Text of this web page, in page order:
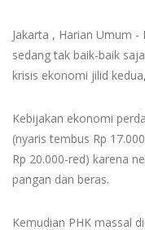
Jakarta , Harian Umum
sedang tak baik-baik
krisis ekonomi jilid
Kebijakan ekonomi
(nyaris tembus Rp
Rp 20.000-red) karena
pangan dan beras.
Kemudian PHK massal